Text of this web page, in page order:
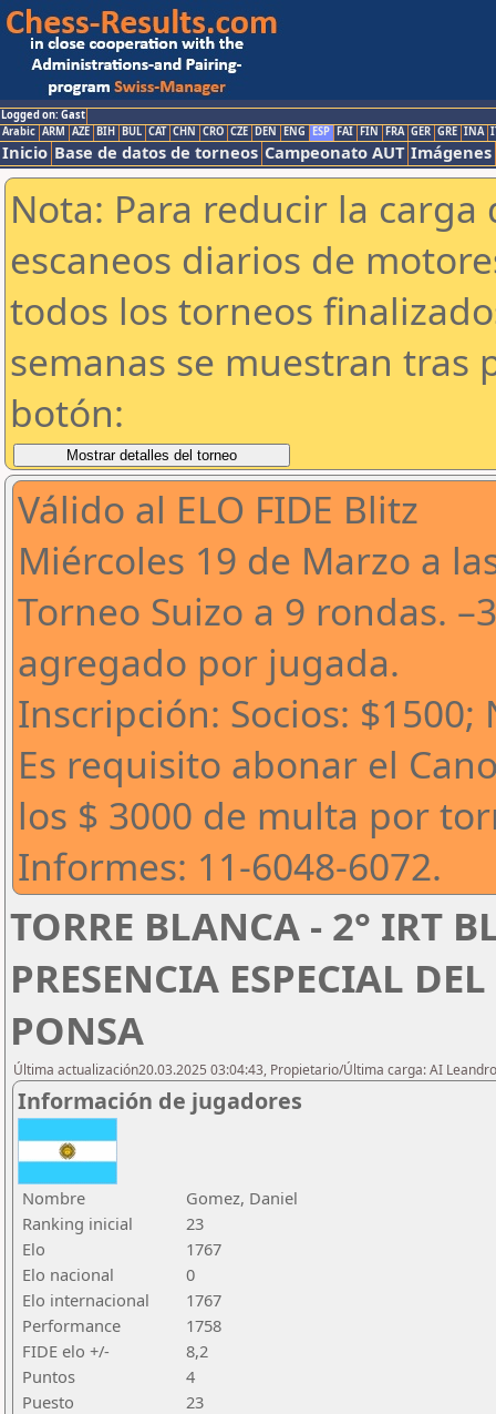
Logged on: Gast
Arabic ARM AZE BIH BUL CAT CHN CRO CZE DEN ENG ESP FAI FIN FRA GER GRE INA
Inicio Base de datos de torneos Campeonato AUT Imágenes
Nota: Para reducir la
escaneos diarios de
todos los torneos
semanas se muestran tras
botón:
Válido al ELO FIDE Blitz
Miércoles 19 de Marzo a
Torneo Suizo a 9 rondas.
agregado por jugada.
Inscripción: Socios: $1500;
Es requisito abonar el
los $ 3000 de multa por
Informes: 11-6048-6072.
TORRE BLANCA - 2° IRT
PRESENCIA ESPECIAL
PONSA
Última actualización20.03.2025 03:04:43, Propietario/Última carga: AI
Información de jugadores
Nombre
Gomez, Daniel
Ranking inicial
23
Elo
1767
Elo nacional
0
Elo internacional
1767
Performance
1758
FIDE elo +/-
8,2
Puntos
4
Puesto
23